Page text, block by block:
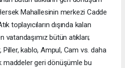
Mahallesinin merkezi Cadde
toplayıcıların dışında kalan
bütün atıkları;
Piller, kablo, Ampul, Cam vs. daha
maddeler geri dönüşümle bu